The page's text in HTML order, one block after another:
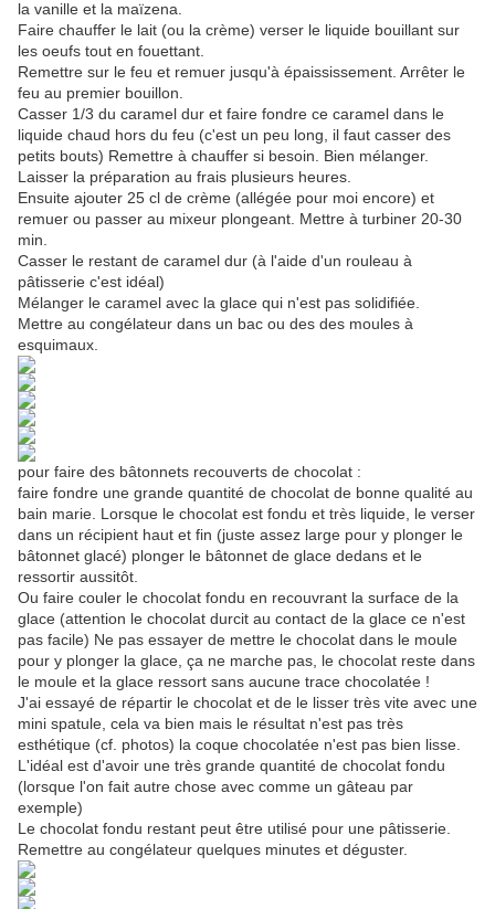
la vanille et la maïzena.
Faire chauffer le lait (ou la crème) verser le liquide bouillant sur
les oeufs tout en fouettant.
Remettre sur le feu et remuer jusqu'à épaississement. Arrêter le
feu au premier bouillon.
Casser 1/3 du caramel dur et faire fondre ce caramel dans le
liquide chaud hors du feu (c'est un peu long, il faut casser des
petits bouts) Remettre à chauffer si besoin. Bien mélanger.
Laisser la préparation au frais plusieurs heures.
Ensuite ajouter 25 cl de crème (allégée pour moi encore) et
remuer ou passer au mixeur plongeant. Mettre à turbiner 20-30
min.
Casser le restant de caramel dur (à l'aide d'un rouleau à
pâtisserie c'est idéal)
Mélanger le caramel avec la glace qui n'est pas solidifiée.
Mettre au congélateur dans un bac ou des des moules à
esquimaux.
pour faire des bâtonnets recouverts de chocolat :
faire fondre une grande quantité de chocolat de bonne qualité au
bain marie. Lorsque le chocolat est fondu et très liquide, le verser
dans un récipient haut et fin (juste assez large pour y plonger le
bâtonnet glacé) plonger le bâtonnet de glace dedans et le
ressortir aussitôt.
Ou faire couler le chocolat fondu en recouvrant la surface de la
glace (attention le chocolat durcit au contact de la glace ce n'est
pas facile) Ne pas essayer de mettre le chocolat dans le moule
pour y plonger la glace, ça ne marche pas, le chocolat reste dans
le moule et la glace ressort sans aucune trace chocolatée !
J'ai essayé de répartir le chocolat et de le lisser très vite avec une
mini spatule, cela va bien mais le résultat n'est pas très
esthétique (cf. photos) la coque chocolatée n'est pas bien lisse.
L'idéal est d'avoir une très grande quantité de chocolat fondu
(lorsque l'on fait autre chose avec comme un gâteau par
exemple)
Le chocolat fondu restant peut être utilisé pour une pâtisserie.
Remettre au congélateur quelques minutes et déguster.